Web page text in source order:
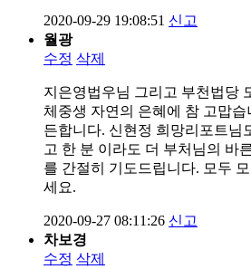
2020-09-29 19:08:51 신고
월광
수정 삭제
지은영법우님 그리고 부천법당
체중생 자연의 은혜에 참 고맙
든합니다. 신현정 희망리포트님
고 한 분 이라도 더 부처님의 바
를 간절히 기도드립니다. 모두
세요.
2020-09-27 08:11:26 신고
차보경
수정 삭제